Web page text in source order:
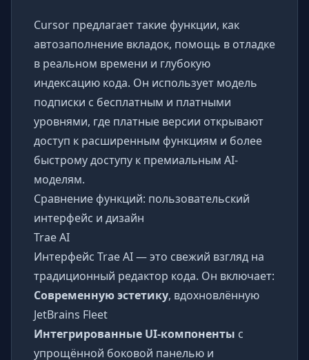
Cursor предлагает такие функции, как
автозаполнение вкладок, помощь в отладке
в реальном времени и глубокую
индексацию кода. Он использует модель
подписки с бесплатным и платными
уровнями, где платные версии открывают
доступ к расширенным функциям и более
быстрому доступу к премиальным AI-
моделям.
Сравнение функций: пользовательский
интерфейс и дизайн
Trae AI
Интерфейс Trae AI — это свежий взгляд на
традиционный редактор кода. Он включает:
Современную эстетику, вдохновлённую
JetBrains Fleet
Интегрированные UI-компоненты с
упрощённой боковой панелью и